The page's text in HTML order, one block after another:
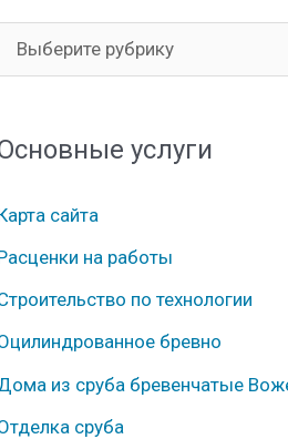
и
услуги
сайта
на работы
по технологии
бревно
из сруба бревенчатые
сруба